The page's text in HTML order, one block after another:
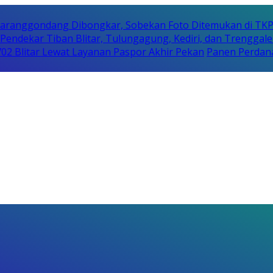
Dibongkar, Sobekan Foto Ditemukan di TKP
Pendekar Tiban Blitar, Tulungagung, Kediri, dan
Blitar Lewat Layanan Paspor Akhir Pekan Panen